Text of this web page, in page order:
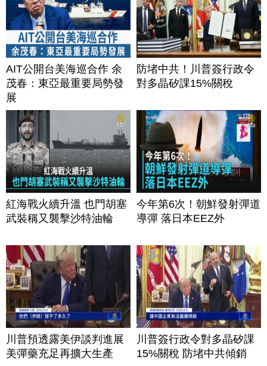
AIT公開台美海巡合作 余
茂春：東亞最重要局勢發
展
防堵中共！川普簽行政令
對多晶矽課15%關稅
紅海戰火續升溫 也門胡塞
武裝稱又襲擊沙特油輪
今年第6次！朝鮮發射彈道
導彈 落日本EEZ外
川普預透露美伊談判進展
美彈藥充足再擴大生產
川普簽行政令對多晶矽課
15%關稅 防堵中共傾銷